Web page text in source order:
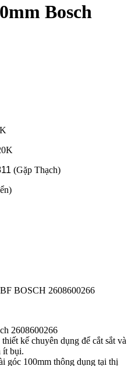
Bosch
(Gặp Thạch)
BOSCH 2608600266
2608600266
kế chuyên dụng để cắt sắt và
ít bụi.
góc 100mm thông dụng tại thị